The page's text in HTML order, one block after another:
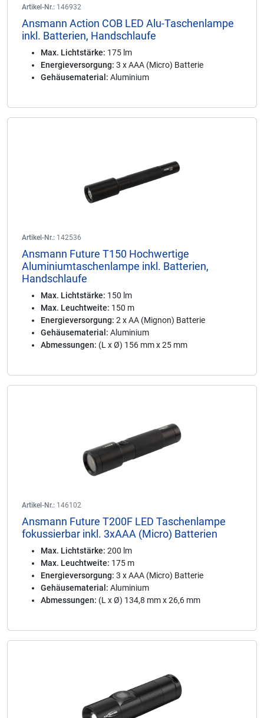
Artikel-Nr.: 146932
Ansmann Action COB LED Alu-Taschenlampe
inkl. Batterien, Handschlaufe
Max. Lichtstärke: 175 lm
Energieversorgung: 3 x AAA (Micro) Batterie
Gehäusematerial: Aluminium
Artikel-Nr.: 142536
Ansmann Future T150 Hochwertige
Aluminiumtaschenlampe inkl. Batterien,
Handschlaufe
Max. Lichtstärke: 150 lm
Max. Leuchtweite: 150 m
Energieversorgung: 2 x AA (Mignon) Batterie
Gehäusematerial: Aluminium
Abmessungen: (L x Ø) 156 mm x 25 mm
Artikel-Nr.: 146102
Ansmann Future T200F LED Taschenlampe
fokussierbar inkl. 3xAAA (Micro) Batterien
Max. Lichtstärke: 200 lm
Max. Leuchtweite: 175 m
Energieversorgung: 3 x AAA (Micro) Batterie
Gehäusematerial: Aluminium
Abmessungen: (L x Ø) 134,8 mm x 26,6 mm